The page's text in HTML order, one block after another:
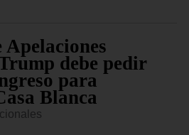
debe pedir
para
Blanca